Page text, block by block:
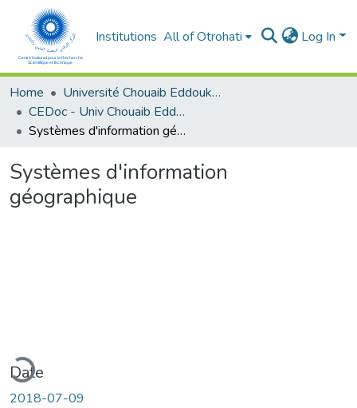
Institutions All of Otrohati Log In
Home
Université Chouaib Eddoukali - El Jadida
CEDoc - Univ Chouaib Eddoukali
Systèmes d'information géographique
Systèmes d'information
géographique
Date
2018-07-09